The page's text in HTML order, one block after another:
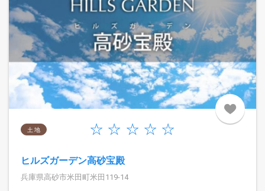
土 地
ヒルズガーデン高砂宝殿
兵庫県高砂市米田町米田119-14